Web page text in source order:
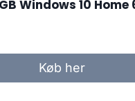
Windows 10
Køb her